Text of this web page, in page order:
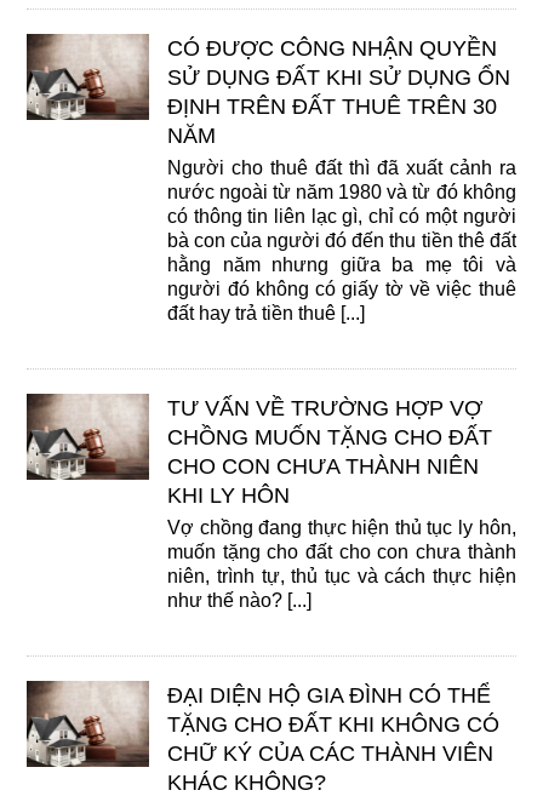
CÓ ĐƯỢC CÔNG NHẬN QUYỀN
SỬ DỤNG ĐẤT KHI SỬ DỤNG ỔN
ĐỊNH TRÊN ĐẤT THUÊ TRÊN 30
NĂM
Người cho thuê đất thì đã xuất cảnh ra
nước ngoài từ năm 1980 và từ đó không
có thông tin liên lạc gì, chỉ có một người
bà con của người đó đến thu tiền thê đất
hằng năm nhưng giữa ba mẹ tôi và
người đó không có giấy tờ về việc thuê
đất hay trả tiền thuê [...]
TƯ VẤN VỀ TRƯỜNG HỢP VỢ
CHỒNG MUỐN TẶNG CHO ĐẤT
CHO CON CHƯA THÀNH NIÊN
KHI LY HÔN
Vợ chồng đang thực hiện thủ tục ly hôn,
muốn tặng cho đất cho con chưa thành
niên, trình tự, thủ tục và cách thực hiện
như thế nào? [...]
ĐẠI DIỆN HỘ GIA ĐÌNH CÓ THỂ
TẶNG CHO ĐẤT KHI KHÔNG CÓ
CHỮ KÝ CỦA CÁC THÀNH VIÊN
KHÁC KHÔNG?